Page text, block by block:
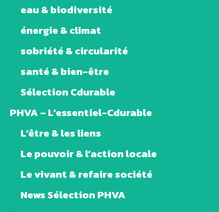
eau & biodiversité
énergie & climat
sobriété & circularité
santé & bien-être
Sélection Cdurable
PHVA – L’essentiel-Cdurable
L’être & les liens
Le pouvoir & l’action locale
Le vivant & refaire société
News Sélection PHVA